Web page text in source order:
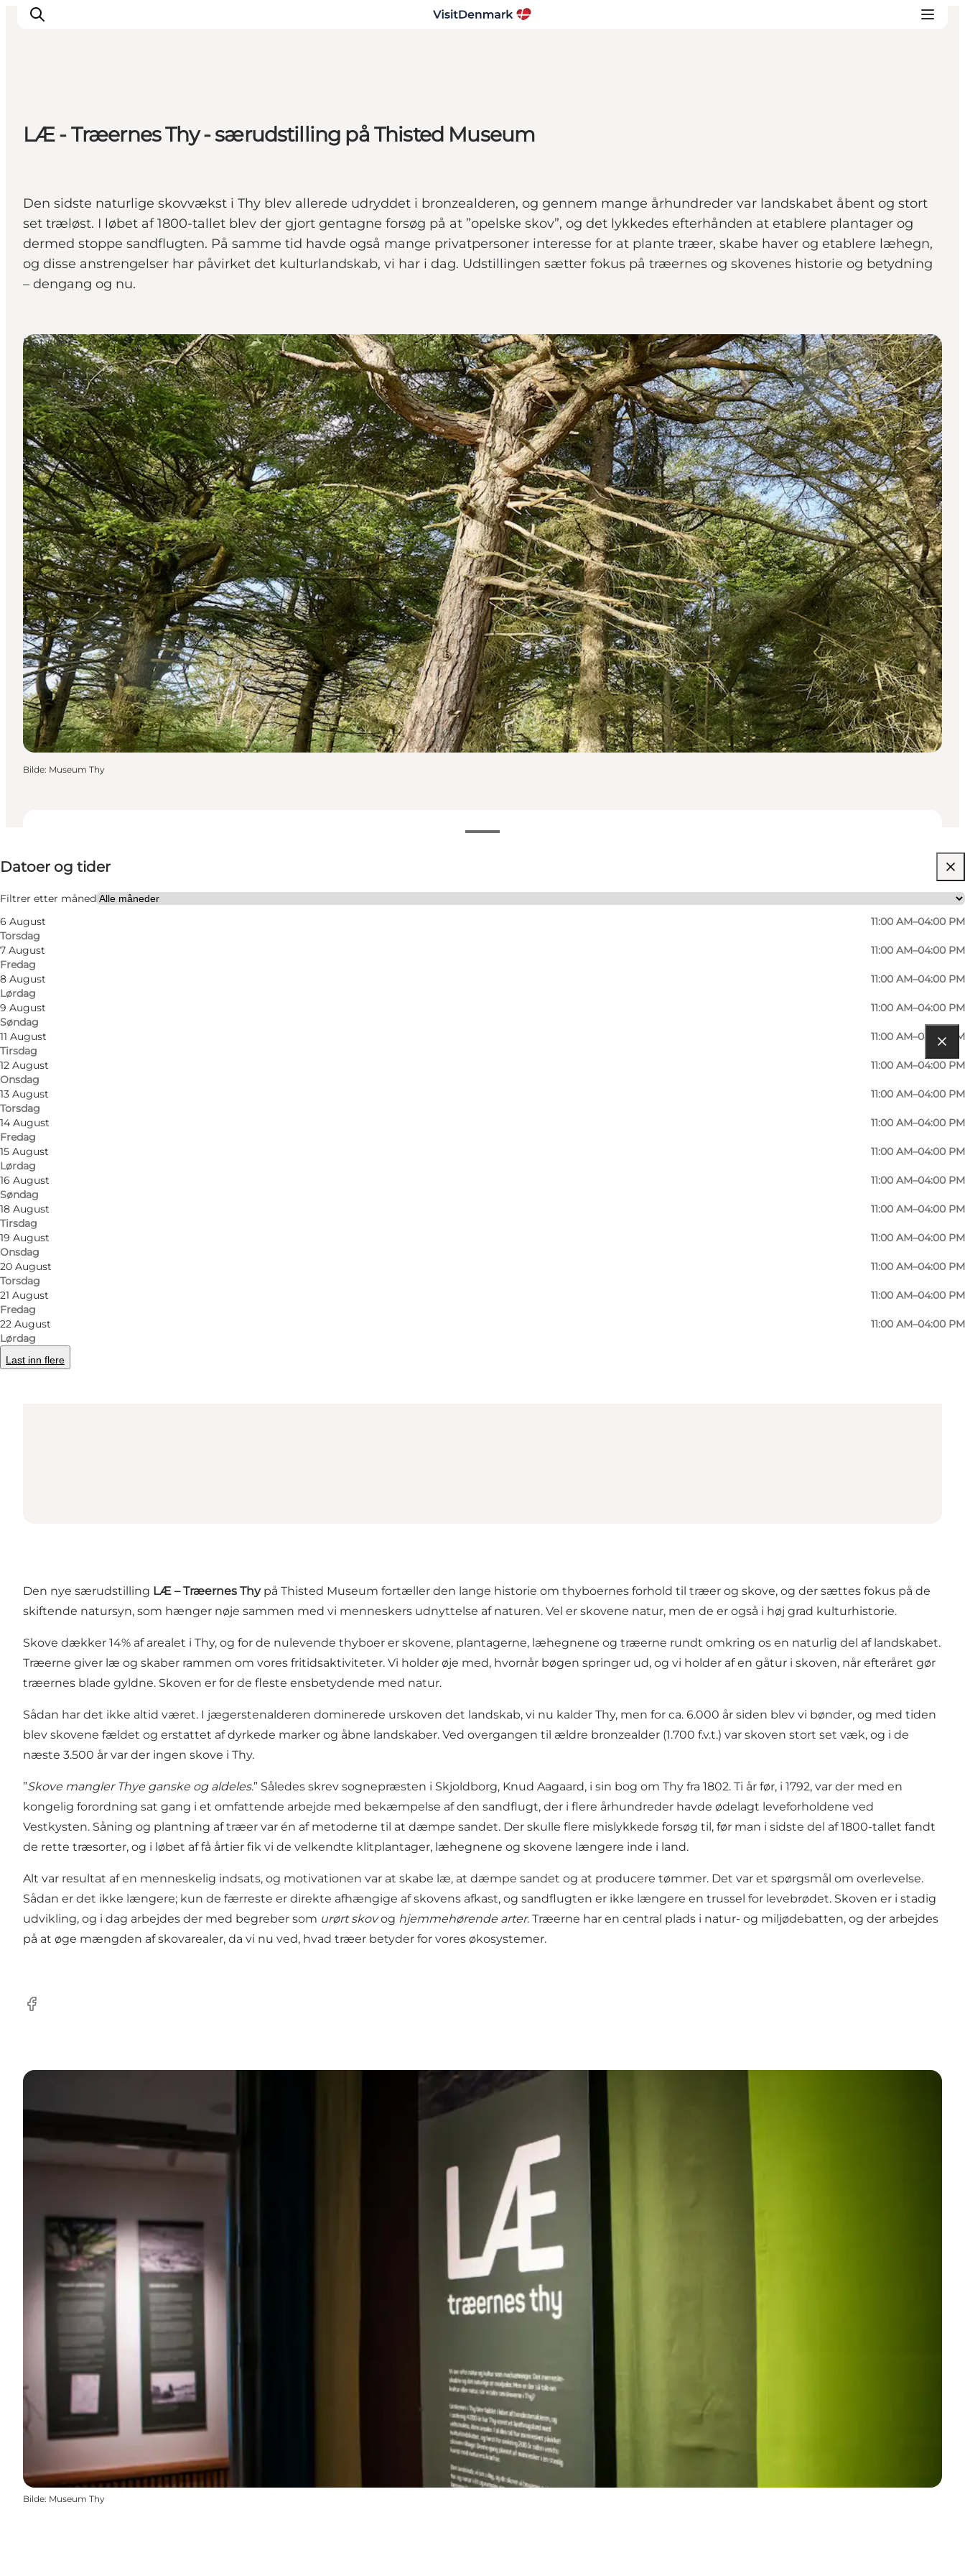
Inspirasjon
Reisemål
Planlegg reisen
LÆ - Træernes Thy - særudstilling på Thisted Museum
Den sidste naturlige skovvækst i Thy blev allerede udryddet i bronzealderen, og gennem mange århundreder var landskabet åbent og stort
set træløst. I løbet af 1800-tallet blev der gjort gentagne forsøg på at ”opelske skov”, og det lykkedes efterhånden at etablere plantager og
dermed stoppe sandflugten. På samme tid havde også mange privatpersoner interesse for at plante træer, skabe haver og etablere læhegn,
og disse anstrengelser har påvirket det kulturlandskab, vi har i dag. Udstillingen sætter fokus på træernes og skovenes historie og betydning
– dengang og nu.
Datoer og tider
Filtrer etter måned
6 August
Torsdag
11:00 AM–04:00 PM
7 August
Fredag
11:00 AM–04:00 PM
8 August
Lørdag
11:00 AM–04:00 PM
9 August
Søndag
11:00 AM–04:00 PM
11 August
Tirsdag
11:00 AM–04:00 PM
12 August
Onsdag
11:00 AM–04:00 PM
13 August
Torsdag
11:00 AM–04:00 PM
14 August
Fredag
11:00 AM–04:00 PM
15 August
Lørdag
11:00 AM–04:00 PM
16 August
Søndag
11:00 AM–04:00 PM
18 August
Tirsdag
11:00 AM–04:00 PM
19 August
Onsdag
11:00 AM–04:00 PM
20 August
Torsdag
11:00 AM–04:00 PM
21 August
Fredag
11:00 AM–04:00 PM
22 August
Lørdag
11:00 AM–04:00 PM
Last inn flere
Besøk nettside
Børn, Venner, Min partner, Mig selv
Det sker
Bilde: Museum Thy
Få veibeskrivelse
Thisted Museum
Jernbanegade 11
7700 Thisted
Den nye særudstilling LÆ – Træernes Thypå Thisted Museum fortæller den lange historie om thyboernes forhold til træer og skove, og der sættes fokus på de
skiftende natursyn, som hænger nøje sammen med vi menneskers udnyttelse af naturen. Vel er skovene natur, men de er også i høj grad kulturhistorie.
Skove dækker 14% af arealet i Thy, og for de nulevende thyboer er skovene, plantagerne, læhegnene og træerne rundt omkring os en naturlig del af landskabet.
Træerne giver læ og skaber rammen om vores fritidsaktiviteter. Vi holder øje med, hvornår bøgen springer ud, og vi holder af en gåtur i skoven, når efteråret gør
træernes blade gyldne. Skoven er for de fleste ensbetydende med natur.
Sådan har det ikke altid været. I jægerstenalderen dominerede urskoven det landskab, vi nu kalder Thy, men for ca. 6.000 år siden blev vi bønder, og med tiden
blev skovene fældet og erstattet af dyrkede marker og åbne landskaber. Ved overgangen til ældre bronzealder (1.700 f.v.t.) var skoven stort set væk, og i de
næste 3.500 år var der ingen skove i Thy.
”Skove mangler Thye ganske og aldeles.” Således skrev sognepræsten i Skjoldborg, Knud Aagaard, i sin bog om Thy fra 1802. Ti år før, i 1792, var der med en
kongelig forordning sat gang i et omfattende arbejde med bekæmpelse af den sandflugt, der i flere århundreder havde ødelagt leveforholdene ved
Vestkysten. Såning og plantning af træer var én af metoderne til at dæmpe sandet. Der skulle flere mislykkede forsøg til, før man i sidste del af 1800-tallet fandt
de rette træsorter, og i løbet af få årtier fik vi de velkendte klitplantager, læhegnene og skovene længere inde i land.
Alt var resultat af en menneskelig indsats, og motivationen var at skabe læ, at dæmpe sandet og at producere tømmer. Det var et spørgsmål om overlevelse.
Sådan er det ikke længere; kun de færreste er direkte afhængige af skovens afkast, og sandflugten er ikke længere en trussel for levebrødet. Skoven er i stadig
udvikling, og i dag arbejdes der med begreber som urørt skovog hjemmehørende arter. Træerne har en central plads i natur- og miljødebatten, og der arbejdes
på at øge mængden af skovarealer, da vi nu ved, hvad træer betyder for vores økosystemer.
Facebook
Bilde: Museum Thy